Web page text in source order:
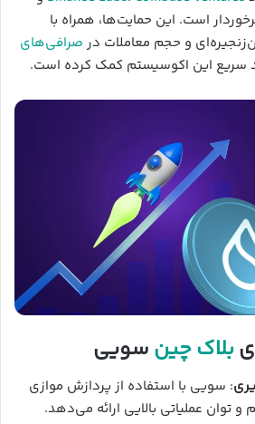
است. این حمایت‌ها، همراه با
و حجم معاملات در صرافی‌های
سریع این اکوسیستم کمک کرده است.
بلاک چینسویی
: سویی با استفاده از پردازش موازی
و توان عملیاتی بالایی ارائه می‌دهد.